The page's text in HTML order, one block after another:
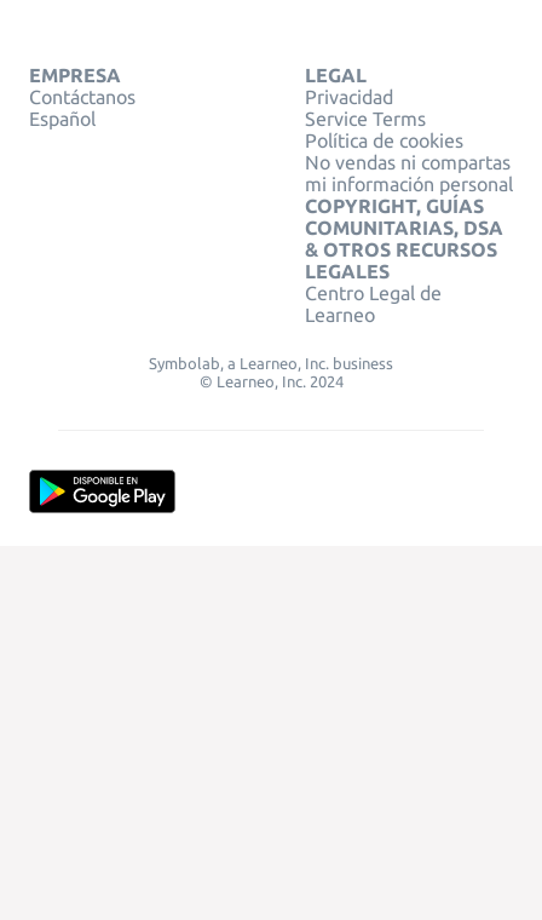
EMPRESA
Contáctanos
Español
LEGAL
Privacidad
Service Terms
Política de cookies
No vendas ni compartas
mi información personal
COPYRIGHT, GUÍAS
COMUNITARIAS, DSA
& OTROS RECURSOS
LEGALES
Centro Legal de
Learneo
Symbolab, a Learneo, Inc. business
© Learneo, Inc. 2024